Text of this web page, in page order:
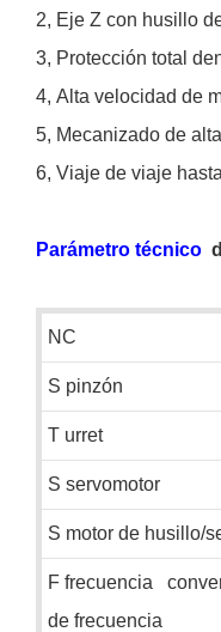
2, Eje Z con husillo
3, Protección total
4, Alta velocidad de
5, Mecanizado de
6, Viaje de viaje
Parámetro técnico
NC
S pinzón
Turret
S servomotor
S motor de husillo/
Ffrecuencia
de frecuencia